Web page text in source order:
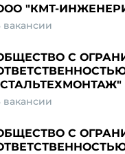
"КМТ-
вакансии
С
вакансии
С